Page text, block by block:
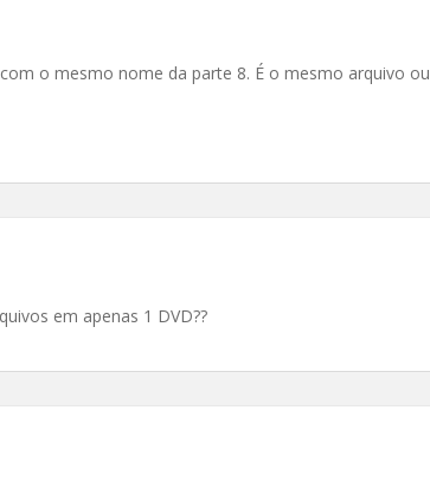
o mesmo nome da parte 8. É o mesmo arquivo ou
em apenas 1 DVD??